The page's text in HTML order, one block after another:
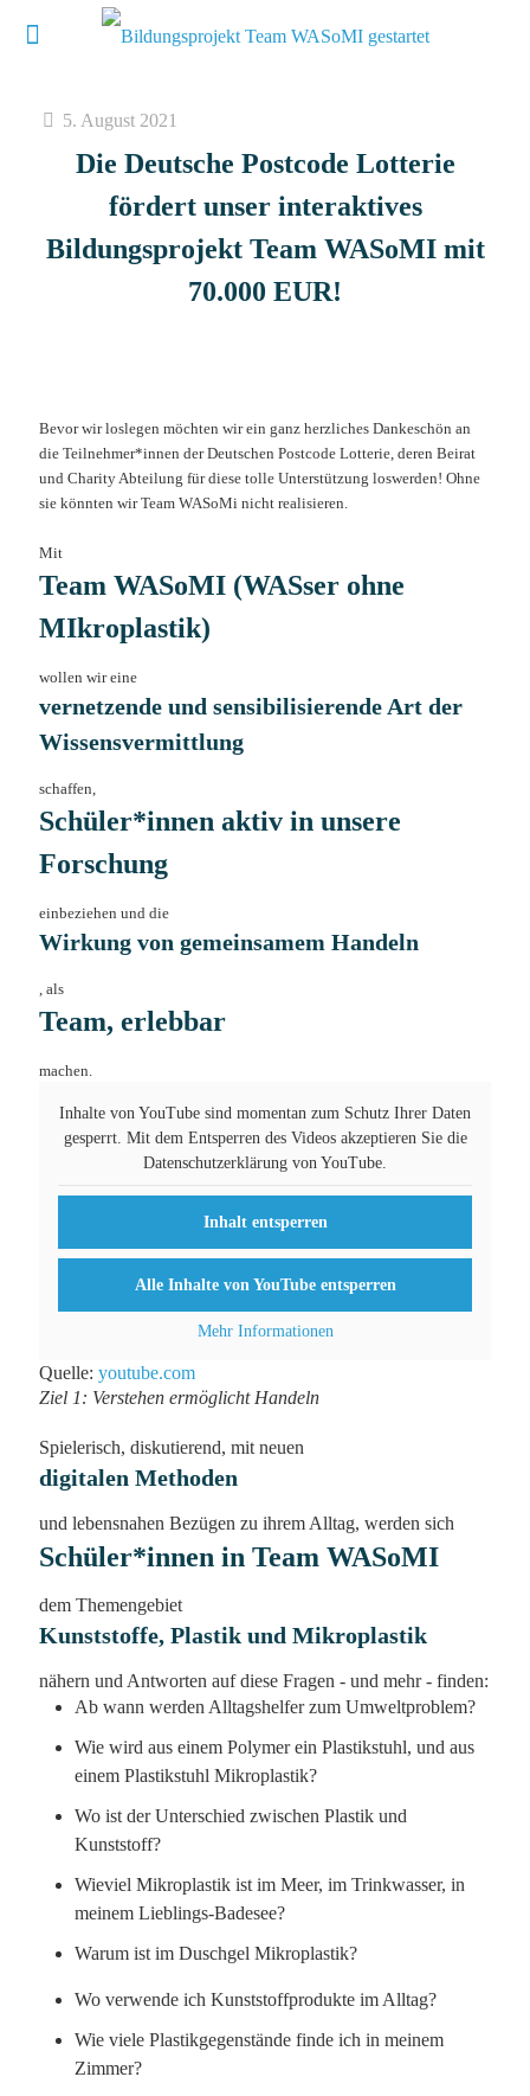
5. August 2021
Die Deutsche Postcode Lotterie
fördert unser interaktives
Bildungsprojekt Team WASoMI mit
70.000 EUR!
Bevor wir loslegen möchten wir ein ganz herzliches Dankeschön an
die Teilnehmer*innen der Deutschen Postcode Lotterie, deren Beirat
und Charity Abteilung für diese tolle Unterstützung loswerden! Ohne
sie könnten wir Team WASoMi nicht realisieren.
Mit
Team WASoMI (WASser ohne
MIkroplastik)
wollen wir eine
vernetzende und sensibilisierende Art der
Wissensvermittlung
schaffen,
Schüler*innen aktiv in unsere
Forschung
einbeziehen und die
Wirkung von gemeinsamem Handeln
, als
Team, erlebbar
machen.
Inhalte von YouTube sind momentan zum Schutz Ihrer Daten
gesperrt. Mit dem Entsperren des Videos akzeptieren Sie die
Datenschutzerklärung von YouTube.
Inhalt entsperren
Alle Inhalte von YouTube entsperren
Mehr Informationen
Quelle: youtube.com
Ziel 1: Verstehen ermöglicht Handeln
Spielerisch, diskutierend, mit neuen
digitalen Methoden
und lebensnahen Bezügen zu ihrem Alltag, werden sich
Schüler*innen in Team WASoMI
dem Themengebiet
Kunststoffe, Plastik und Mikroplastik
nähern und Antworten auf diese Fragen - und mehr - finden:
Ab wann werden Alltagshelfer zum Umweltproblem?
Wie wird aus einem Polymer ein Plastikstuhl, und aus
einem Plastikstuhl Mikroplastik?
Wo ist der Unterschied zwischen Plastik und
Kunststoff?
Wieviel Mikroplastik ist im Meer, im Trinkwasser, in
meinem Lieblings-Badesee?
Warum ist im Duschgel Mikroplastik?
Wo verwende ich Kunststoffprodukte im Alltag?
Wie viele Plastikgegenstände finde ich in meinem
Zimmer?